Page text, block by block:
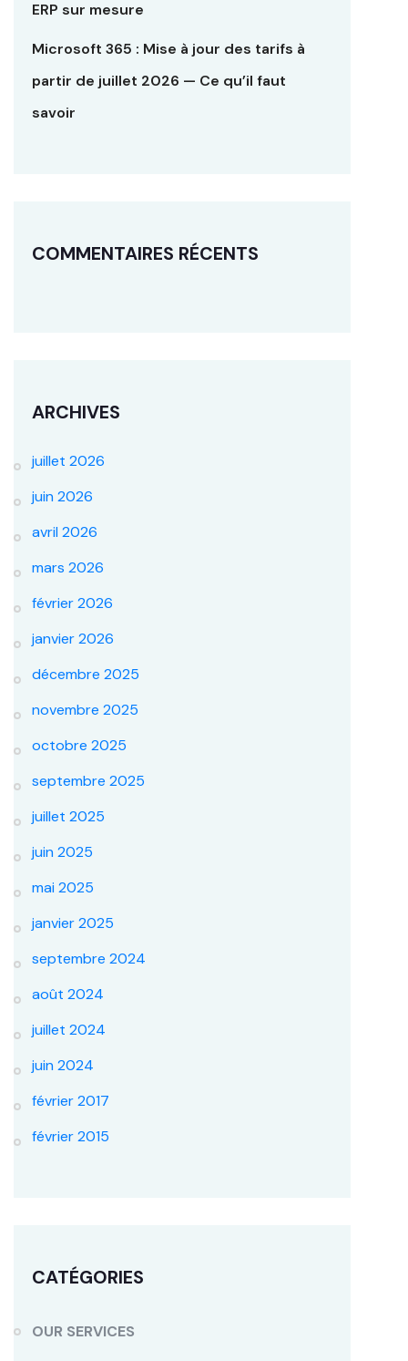
ERP sur mesure
Microsoft 365 : Mise à jour des tarifs à
partir de juillet 2026 — Ce qu’il faut
savoir
COMMENTAIRES RÉCENTS
ARCHIVES
juillet 2026
juin 2026
avril 2026
mars 2026
février 2026
janvier 2026
décembre 2025
novembre 2025
octobre 2025
septembre 2025
juillet 2025
juin 2025
mai 2025
janvier 2025
septembre 2024
août 2024
juillet 2024
juin 2024
février 2017
février 2015
CATÉGORIES
OUR SERVICES